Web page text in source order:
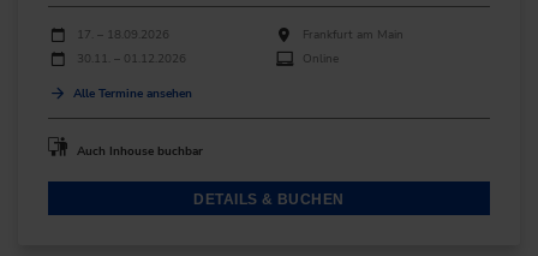
Durchführungen
Veranstaltungsdatum
17. – 18.09.2026
Frankfurt am Main
30.11. – 01.12.2026
Online
Alle Termine ansehen
Auch Inhouse buchbar
DETAILS & BUCHEN